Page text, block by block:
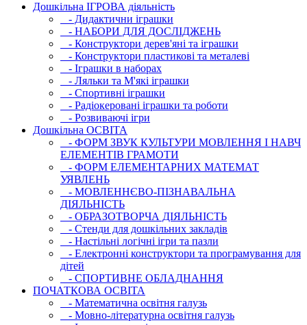
Дошкільна ІГРОВА діяльність
- Дидактични іграшки
- НАБОРИ ДЛЯ ДОСЛІДЖЕНЬ
- Конструктори дерев'яні та іграшки
- Конструктори пластикові та металеві
- Іграшки в наборах
- Ляльки та М'які іграшки
- Спортивні іграшки
- Радіокеровані іграшки та роботи
- Розвиваючі ігри
Дошкільна ОСВIТА
- ФОРМ ЗВУК КУЛЬТУРИ МОВЛЕННЯ І НАВЧ
ЕЛЕМЕНТІВ ГРАМОТИ
- ФОРМ ЕЛЕМЕНТАРНИХ МАТЕМАТ
УЯВЛЕНЬ
- МОВЛЕННЄВО-ПІЗНАВАЛЬНА
ДІЯЛЬНІСТЬ
- ОБРАЗОТВОРЧА ДІЯЛЬНІСТЬ
- Стенди для дошкільних закладів
- Настільні логічні ігри та пазли
- Електронні конструктори та програмування для
дітей
- СПОРТИВНЕ ОБЛАДНАННЯ
ПОЧАТКОВА ОСВIТА
- Математична освітня галузь
- Мовно-літературна освітня галузь